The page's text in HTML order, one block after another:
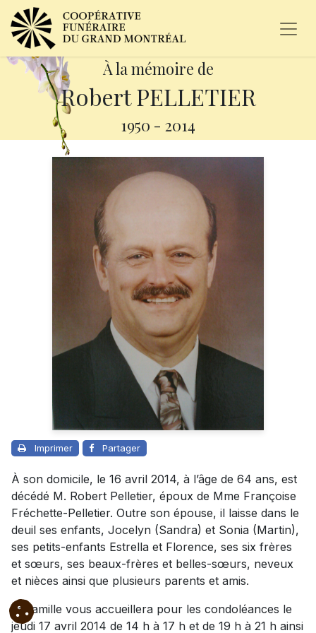
À la mémoire de
Robert PELLETIER
1950 - 2014
Imprimer Partager
À son domicile, le 16 avril 2014, à l’âge de 64 ans, est
décédé M. Robert Pelletier, époux de Mme Françoise
Fréchette-Pelletier. Outre son épouse, il laisse dans le
deuil ses enfants, Jocelyn (Sandra) et Sonia (Martin),
ses petits-enfants Estrella et Florence, ses six frères
et sœurs, ses beaux-frères et belles-sœurs, neveux
et nièces ainsi que plusieurs parents et amis.
La famille vous accueillera pour les condoléances le
jeudi 17 avril 2014 de 14 h à 17 h et de 19 h à 21 h ainsi